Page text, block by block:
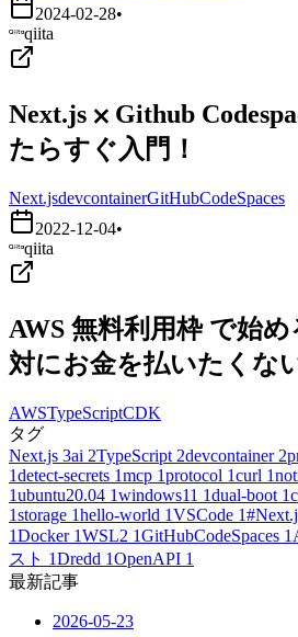
2024-02-28•
qiita
Next.js ⨉ Github
たらすぐ入門！
Next.jsdevcontainerGitHubCodeSpaces
2022-12-04•
qiita
AWS 無料利用枠 で始
対にお金を払いたくな
AWSTypeScriptCDK
タグ
Next.js 3ai 2TypeScript 2devcontainer 2
1detect-secrets 1mcp 1protocol 1curl 1
1ubuntu20.04 1windows11 1dual-boot 1
1storage 1hello-world 1VSCode 1
1Docker 1WSL2 1GitHubCodeSpaces 1
スト 1Dredd 1OpenAPI 1
最新記事
2026-05-23